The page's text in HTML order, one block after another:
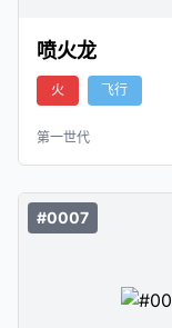
喷火龙
火 飞行
第一世代
#0007